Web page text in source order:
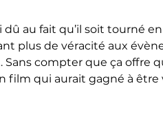
dû au fait qu’il soit tourné
plus de véracité aux
compter que ça offre
qui aurait gagné à être